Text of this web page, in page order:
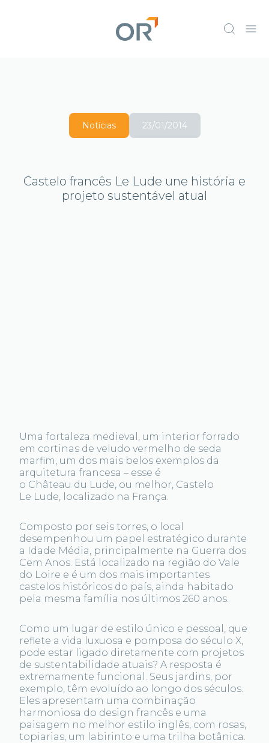
Notícias 23/01/2014
Castelo francês Le Lude une história e
projeto sustentável atual
Uma fortaleza medieval, um interior forrado
em cortinas de veludo vermelho de seda
marfim, um dos mais belos exemplos da
arquitetura francesa – esse é
o Château du Lude, ou melhor, Castelo
Le Lude, localizado na França.
Composto por seis torres, o local
desempenhou um papel estratégico durante
a Idade Média, principalmente na Guerra dos
Cem Anos. Está localizado na região do Vale
do Loire e é um dos mais importantes
castelos históricos do país, ainda habitado
pela mesma família nos últimos 260 anos.
Como um lugar de estilo único e pessoal, que
reflete a vida luxuosa e pomposa do século X,
pode estar ligado diretamente com projetos
de sustentabilidade atuais? A resposta é
extremamente funcional. Seus jardins, por
exemplo, têm evoluído ao longo dos séculos.
Eles apresentam uma combinação
harmoniosa do design francês e uma
paisagem no melhor estilo inglês, com rosas,
topiarias, um labirinto e uma trilha botânica.